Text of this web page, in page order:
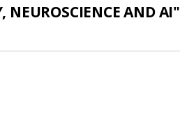
AND AI"